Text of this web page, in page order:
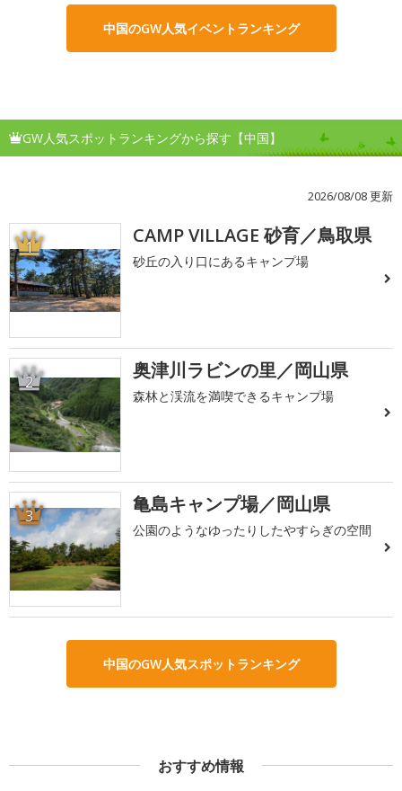
中国のGW人気イベントランキング
GW人気スポットランキングから探す【中国】
2026/08/08 更新
1 CAMP VILLAGE 砂育／鳥取県
砂丘の入り口にあるキャンプ場
2 奥津川ラビンの里／岡山県
森林と渓流を満喫できるキャンプ場
3 亀島キャンプ場／岡山県
公園のようなゆったりしたやすらぎの空間
中国のGW人気スポットランキング
おすすめ情報